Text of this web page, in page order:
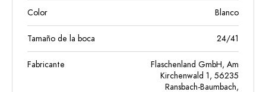
Color Blanco
Tamaño de la boca 24/41
Fabricante
Flaschenland GmbH, Am
Kirchenwald 1, 56235
Ransbach-Baumbach,